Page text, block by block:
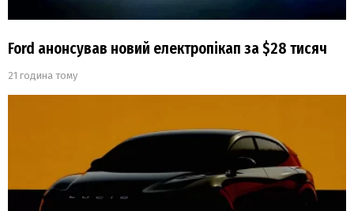
Ford анонсував новий електропікап за $28 тисяч
21 година тому